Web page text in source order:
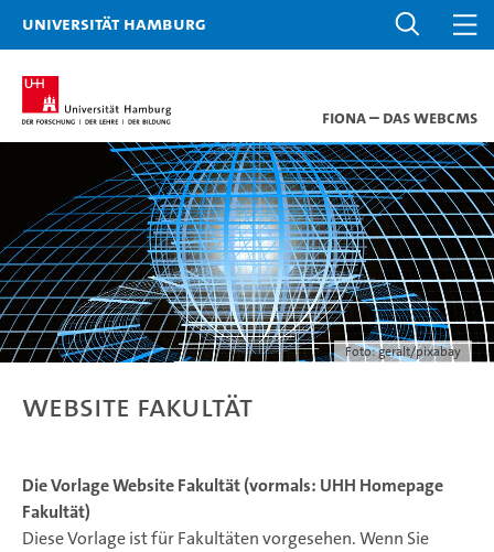
Universität Hamburg
Fiona – das WebCMS
Foto: geralt/pixabay
Website Fakultät
Die Vorlage Website Fakultät (vormals: UHH Homepage
Fakultät)
Diese Vorlage ist für Fakultäten vorgesehen. Wenn Sie